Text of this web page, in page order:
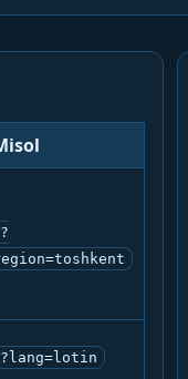
?
?lang=lotin